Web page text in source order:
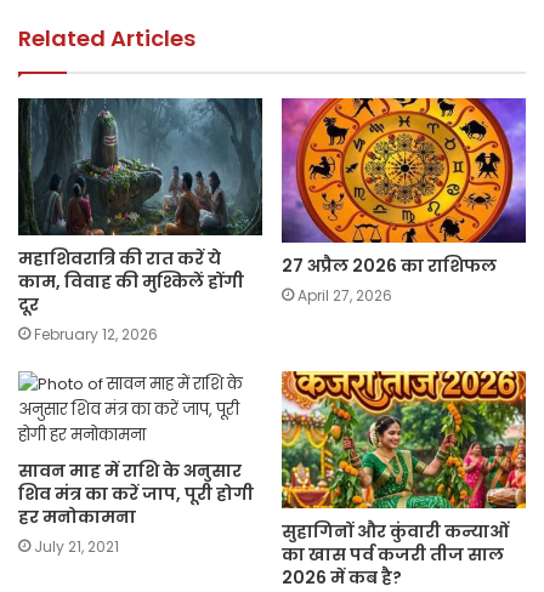
k
Related Articles
महाशिवरात्रि की रात करें ये
काम, विवाह की मुश्किलें होंगी
दूर
February 12, 2026
27 अप्रैल 2026 का राशिफल
April 27, 2026
सावन माह में राशि के अनुसार
शिव मंत्र का करें जाप, पूरी होगी
हर मनोकामना
July 21, 2021
सुहागिनों और कुंवारी कन्याओं
का खास पर्व कजरी तीज साल
2026 में कब है?